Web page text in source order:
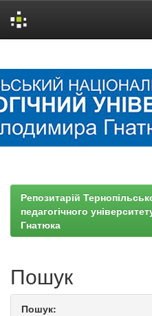
Репозитарій
педагогічного
Гнатюка
Пошук
Пошук: